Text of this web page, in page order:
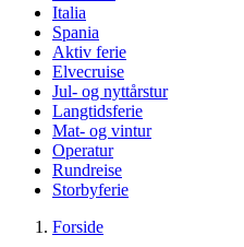
Italia
Spania
Aktiv ferie
Elvecruise
Jul- og nyttårstur
Langtidsferie
Mat- og vintur
Operatur
Rundreise
Storbyferie
Forside